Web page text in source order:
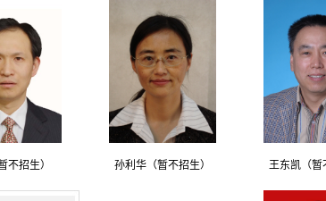
不招生） 孙利华（暂不招生） 王东凯（暂